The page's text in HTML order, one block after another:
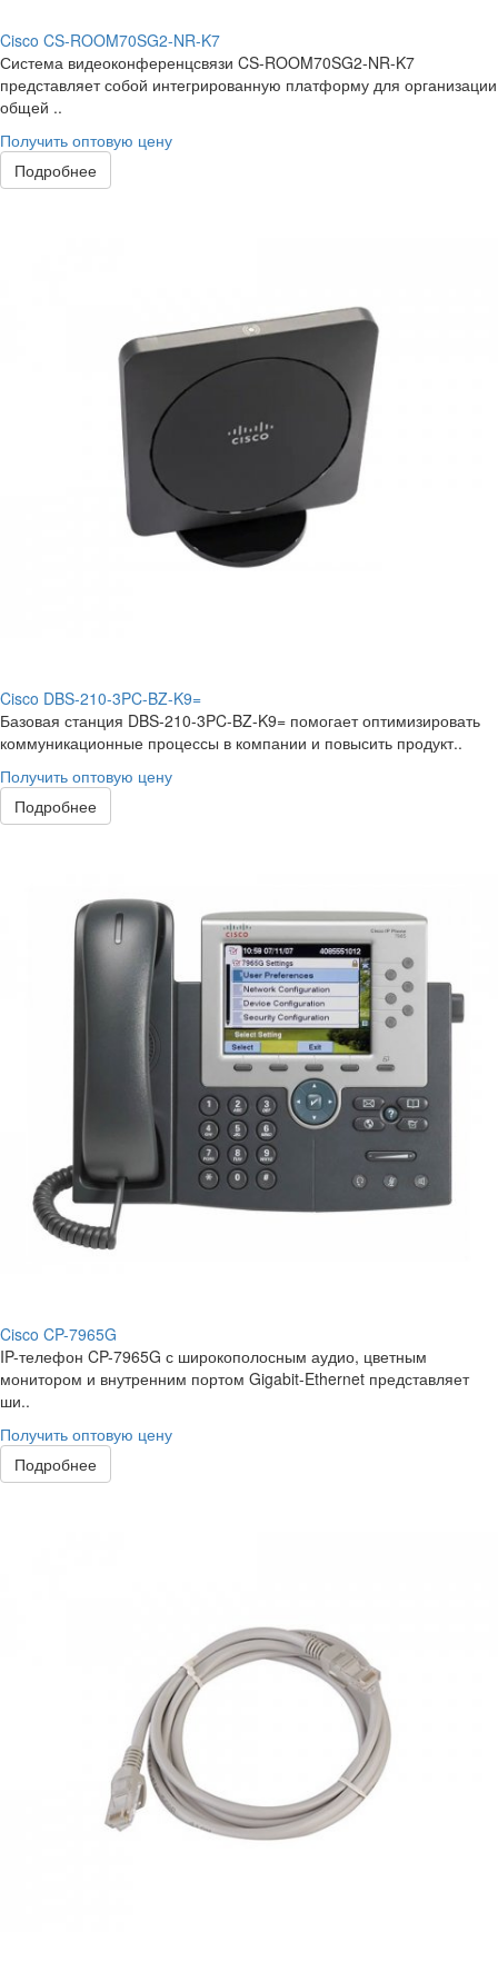
Cisco CS-ROOM70SG2-NR-K7
Система видеоконференцсвязи CS-ROOM70SG2-NR-K7
представляет собой интегрированную платформу для организации
общей ..
Получить оптовую цену
Подробнее
Cisco DBS-210-3PC-BZ-K9=
Базовая станция DBS-210-3PC-BZ-K9= помогает оптимизировать
коммуникационные процессы в компании и повысить продукт..
Получить оптовую цену
Подробнее
Cisco CP-7965G
IP-телефон CP-7965G с широкополосным аудио, цветным
монитором и внутренним портом Gigabit-Ethernet представляет
ши..
Получить оптовую цену
Подробнее